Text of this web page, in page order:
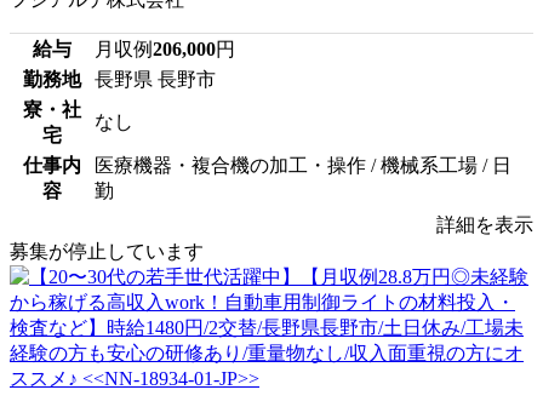
給与 月収例206,000円
勤務地
長野県 長野市
寮・社
宅
なし
仕事内
容
医療機器・複合機の加工・操作 / 機械系工場 / 日
勤
詳細を表示
募集が停止しています